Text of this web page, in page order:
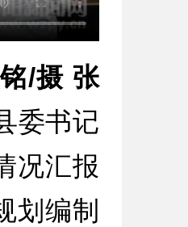
/摄 张
委书记
况汇报
划编制